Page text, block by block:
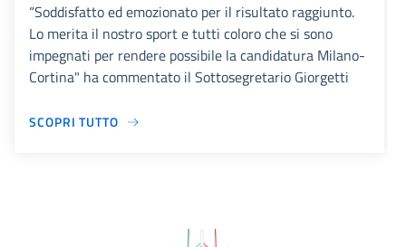
“Soddisfatto ed emozionato per il risultato raggiunto.
Lo merita il nostro sport e tutti coloro che si sono
impegnati per rendere possibile la candidatura Milano-
Cortina" ha commentato il Sottosegretario Giorgetti
SCOPRI TUTTO